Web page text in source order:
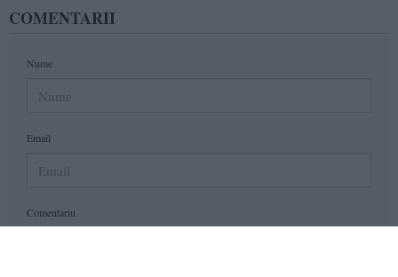
COMENTARII
Nume
Email
Comentariu